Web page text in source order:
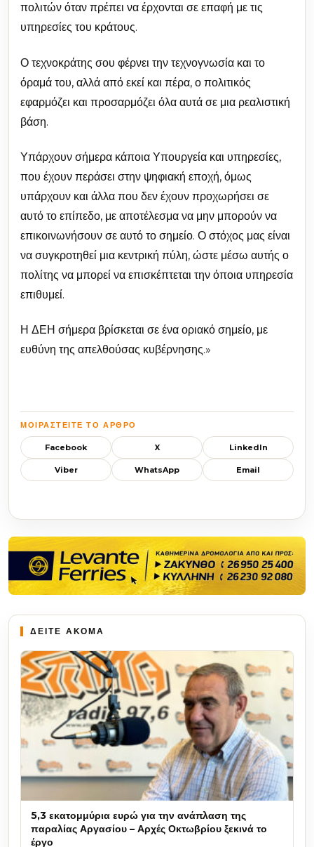
πολιτών όταν πρέπει να έρχονται σε επαφή με τις
υπηρεσίες του κράτους.
Ο τεχνοκράτης σου φέρνει την τεχνογνωσία και το
όραμά του, αλλά από εκεί και πέρα, ο πολιτικός
εφαρμόζει και προσαρμόζει όλα αυτά σε μια ρεαλιστική
βάση.
Υπάρχουν σήμερα κάποια Υπουργεία και υπηρεσίες,
που έχουν περάσει στην ψηφιακή εποχή, όμως
υπάρχουν και άλλα που δεν έχουν προχωρήσει σε
αυτό το επίπεδο, με αποτέλεσμα να μην μπορούν να
επικοινωνήσουν σε αυτό το σημείο. Ο στόχος μας είναι
να συγκροτηθεί μια κεντρική πύλη, ώστε μέσω αυτής ο
πολίτης να μπορεί να επισκέπτεται την όποια υπηρεσία
επιθυμεί.
Η ΔΕΗ σήμερα βρίσκεται σε ένα οριακό σημείο, με
ευθύνη της απελθούσας κυβέρνησης.»
ΜΟΙΡΑΣΤΕΊΤΕ ΤΟ ΆΡΘΡΟ
Facebook X LinkedIn
Viber WhatsApp Email
ΔΕΙΤΕ ΑΚΟΜΑ
5,3 εκατομμύρια ευρώ για την ανάπλαση της
παραλίας Αργασίου – Αρχές Οκτωβρίου ξεκινά το
έργο